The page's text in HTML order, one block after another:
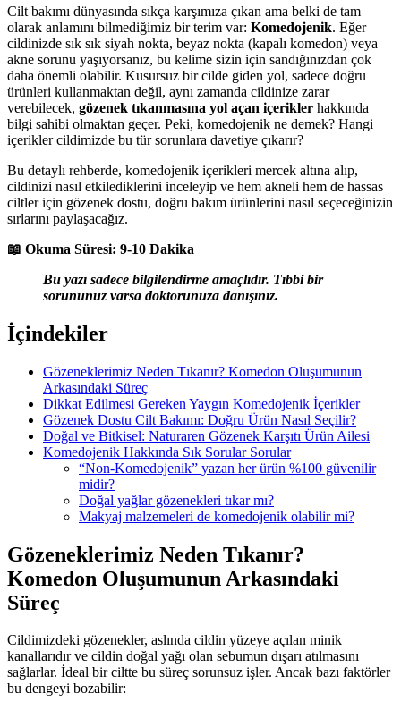
Cilt bakımı dünyasında sıkça karşımıza çıkan ama belki de tam
olarak anlamını bilmediğimiz bir terim var: Komedojenik. Eğer
cildinizde sık sık siyah nokta, beyaz nokta (kapalı komedon) veya
akne sorunu yaşıyorsanız, bu kelime sizin için sandığınızdan çok
daha önemli olabilir. Kusursuz bir cilde giden yol, sadece doğru
ürünleri kullanmaktan değil, aynı zamanda cildinize zarar
verebilecek, gözenek tıkanmasına yol açan içerikler hakkında
bilgi sahibi olmaktan geçer. Peki, komedojenik ne demek? Hangi
içerikler cildimizde bu tür sorunlara davetiye çıkarır?
Bu detaylı rehberde, komedojenik içerikleri mercek altına alıp,
cildinizi nasıl etkilediklerini inceleyip ve hem akneli hem de hassas
ciltler için gözenek dostu, doğru bakım ürünlerini nasıl seçeceğinizin
sırlarını paylaşacağız.
📖 Okuma Süresi: 9-10 Dakika
Bu yazı sadece bilgilendirme amaçlıdır. Tıbbi bir
sorununuz varsa doktorunuza danışınız.
İçindekiler
Gözeneklerimiz Neden Tıkanır? Komedon Oluşumunun
Arkasındaki Süreç
Dikkat Edilmesi Gereken Yaygın Komedojenik İçerikler
Gözenek Dostu Cilt Bakımı: Doğru Ürün Nasıl Seçilir?
Doğal ve Bitkisel: Naturaren Gözenek Karşıtı Ürün Ailesi
Komedojenik Hakkında Sık Sorular Sorular
“Non-Komedojenik” yazan her ürün %100 güvenilir
midir?
Doğal yağlar gözenekleri tıkar mı?
Makyaj malzemeleri de komedojenik olabilir mi?
Gözeneklerimiz Neden Tıkanır?
Komedon Oluşumunun Arkasındaki
Süreç
Cildimizdeki gözenekler, aslında cildin yüzeye açılan minik
kanallarıdır ve cildin doğal yağı olan sebumun dışarı atılmasını
sağlarlar. İdeal bir ciltte bu süreç sorunsuz işler. Ancak bazı faktörler
bu dengeyi bozabilir: